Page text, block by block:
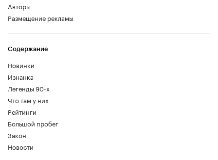
Авторы
Размещение рекламы
Содержание
Новинки
Изнанка
Легенды 90-х
Что там у них
Рейтинги
Большой пробег
Закон
Новости